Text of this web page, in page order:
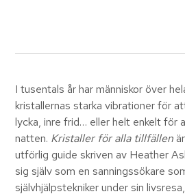
I tusentals år har människor över
kristallernas starka vibrationer för
lycka, inre frid… eller helt enkelt för
natten. Kristaller för alla tillfällen
utförlig guide skriven av Heather
sig själv som en sanningssökare
självhjälpstekniker under sin